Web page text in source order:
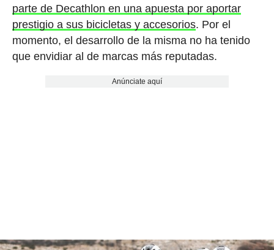
parte de Decathlon en una apuesta por aportar
prestigio a sus bicicletas y accesorios. Por el
momento, el desarrollo de la misma no ha tenido
que envidiar al de marcas más reputadas.
Anúnciate aquí